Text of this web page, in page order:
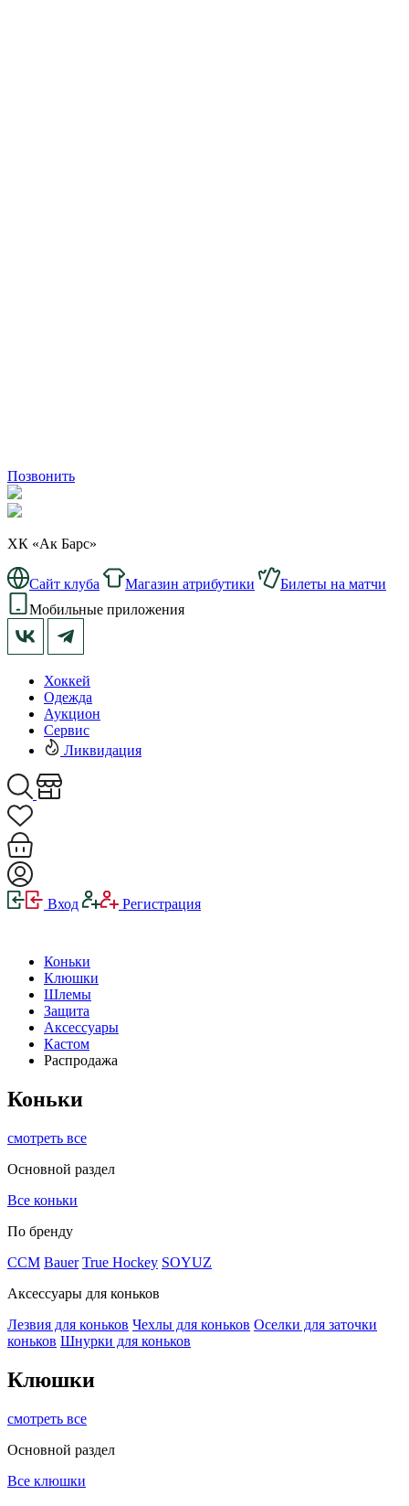
Позвонить
ХК «Ак Барс»
Сайт клуба Магазин атрибутики
Билеты на матчи
Мобильные приложения
Хоккей
Одежда
Аукцион
Сервис
Ликвидация
Вход Регистрация
Коньки
Клюшки
Шлемы
Защита
Аксессуары
Кастом
Распродажа
Коньки
смотреть все
Основной раздел
Все коньки
По бренду
ССМ Bauer True Hockey SOYUZ
Аксессуары для коньков
Лезвия для коньков Чехлы для коньков Оселки для заточки
коньков Шнурки для коньков
Клюшки
смотреть все
Основной раздел
Все клюшки